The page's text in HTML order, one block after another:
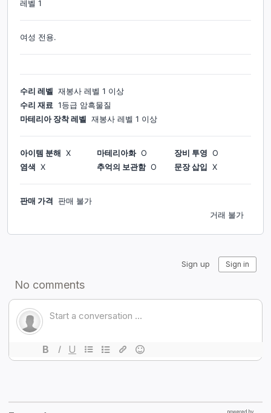
레벨 1
여성 전용.
수리 레벨 재봉사 레벨 1 이상
수리 재료 1등급 암흑물질
마테리아 장착 레벨
재봉사 레벨 1 이상
아이템 분해 X 마테리아화 O 장비 투영 O
염색
X 추억의 보관함 O 문장 삽입 X
판매 가격
판매 불가
거래 불가